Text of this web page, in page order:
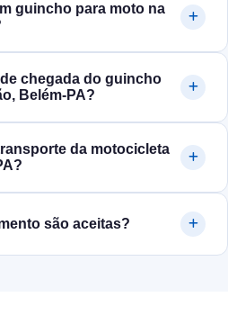
guincho para moto na
chegada do guincho
Belém‑PA?
da motocicleta
são aceitas?